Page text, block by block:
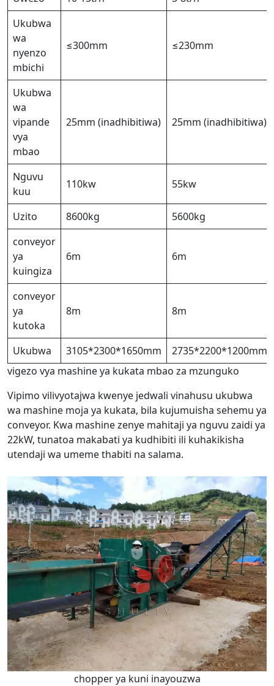
Ukubwa
wa
nyenzo
mbichi
≤300mm ≤230mm
Ukubwa
wa
vipande
vya
mbao
25mm (inadhibitiwa) 25mm (inadhibitiwa)
Nguvu
kuu
110kw 55kw
Uzito 8600kg
5600kg
conveyor
ya
kuingiza
6m 6m
conveyor
ya
kutoka
8m 8m
Ukubwa 3105*2300*1650mm
2735*2200*1200mm
vigezo vya mashine ya kukata mbao za mzunguko
Vipimo vilivyotajwa kwenye jedwali vinahusu ukubwa
wa mashine moja ya kukata, bila kujumuisha sehemu ya
conveyor. Kwa mashine zenye mahitaji ya nguvu zaidi ya
22kW, tunatoa makabati ya kudhibiti ili kuhakikisha
utendaji wa umeme thabiti na salama.
chopper ya kuni inayouzwa